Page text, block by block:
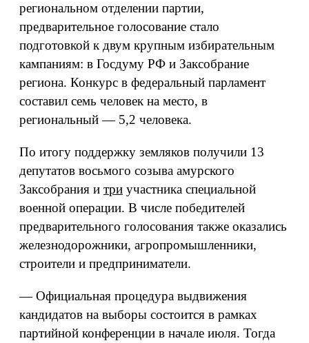
региональном отделении партии,
предварительное голосование стало
подготовкой к двум крупным избирательным
кампаниям: в Госдуму РФ и Заксобрание
региона. Конкурс в федеральный парламент
составил семь человек на место, в
региональный — 5,2 человека.
По итогу поддержку земляков получили 13
депутатов восьмого созыва амурского
Заксобрания и три участника специальной
военной операции. В числе победителей
предварительного голосования также оказались
железнодорожники, агропромышленники,
строители и предприниматели.
— Официальная процедура выдвижения
кандидатов на выборы состоится в рамках
партийной конференции в начале июля. Тогда